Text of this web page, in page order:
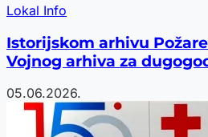
Lokal Info
Istorijskom arhivu
Vojnog arhiva za
05.06.2026.